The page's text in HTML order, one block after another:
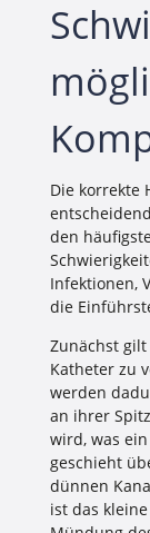
Die korrekte
den
Infektionen,
die
Zunächst
Katheter zu
werden
an ihrer
wird, was
geschieht
dünnen
ist das